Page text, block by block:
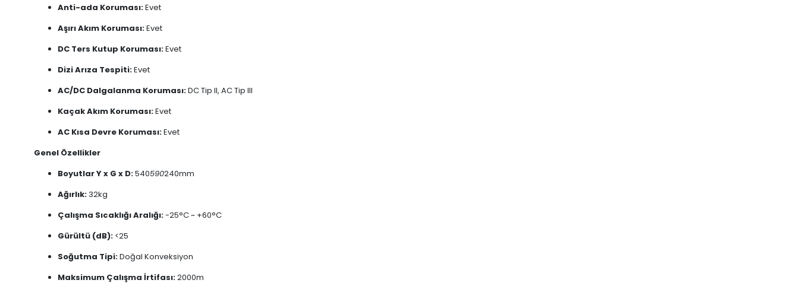
Anti-ada Koruması:Evet
Aşırı Akım Koruması:Evet
DC Ters Kutup Koruması:Evet
Dizi Arıza Tespiti:Evet
AC/DC Dalgalanma Koruması:DC Tip II, AC Tip III
Kaçak Akım Koruması:Evet
AC Kısa Devre Koruması:Evet
Genel Özellikler
Boyutlar Y x G x D:540590240mm
Ağırlık:32kg
Çalışma Sıcaklığı Aralığı:-25°C ~ +60°C
Gürültü (dB): <25
Soğutma Tipi:Doğal Konveksiyon
Maksimum Çalışma İrtifası:2000m